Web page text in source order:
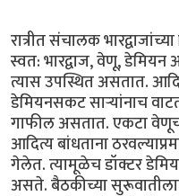
रात्रीत संचालक
स्वत: भारद्वाज, वेणू, डेमियन
त्यास उपस्थित असतात.
डेमियनसकट सार्‍यांनाच
गाफील असतात. एकटा
आदित्य बांधताना
गेलेत. त्यामूळेच डॉक्टर
असते. बैठकीच्या